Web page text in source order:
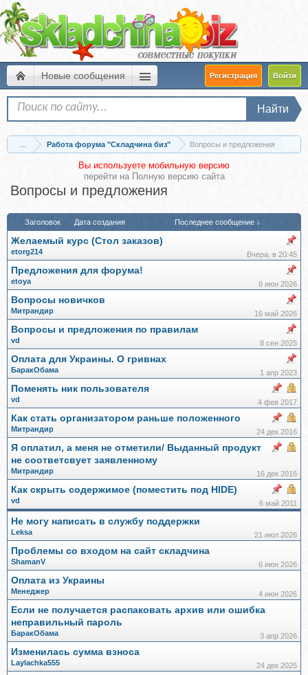
Новые сообщения Регистрация Войти
Найти
Работа форума "Складчина биз" Вопросы и предложения
Вы используете мобильную версию
перейти на Полную версию сайта
Вопросы и предложения
Заголовок Дата создания Последнее сообщение ↓
Желаемый курс (Стол заказов)
etorg214 Вчера, в 20:45
Предложения для форума!
etoya 6 июн 2026
Вопросы новичков
Митрандир 16 май 2026
Вопросы и предложения по правилам
vd 8 сен 2025
Оплата для Украины. О гривнах
БаракОбама 1 апр 2023
Поменять ник пользователя
vd 4 фев 2017
Как стать организатором раньше положенного
Митрандир 24 дек 2016
Я оплатил, а меня не отметили/ Выданный продукт
не соответсвует заявленному
Митрандир 16 дек 2016
Как скрыть содержимое (поместить под HIDE)
vd 6 май 2011
Не могу написать в службу поддержки
Leksa 21 июл 2026
Проблемы со входом на сайт складчина
ShamanV 6 июн 2026
Оплата из Украины
Менеджер 4 июн 2026
Если не получается распаковать архив или ошибка
неправильный пароль
БаракОбама 3 апр 2026
Изменилась сумма взноса
Laylachka555 24 дек 2025